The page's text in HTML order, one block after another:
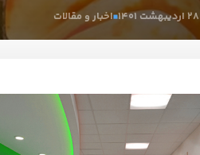
28 اردیبهشت 1401 اخبار و مقالات